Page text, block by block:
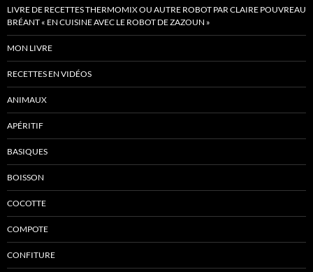
LIVRE DE RECETTES THERMOMIX OU AUTRE ROBOT PAR CLAIRE POUVREAU
BRÉANT « EN CUISINE AVEC LE ROBOT DE ZAZOUN »
MON LIVRE
RECETTES EN VIDÉOS
ANIMAUX
APÉRITIF
BASIQUES
BOISSON
COCOTTE
COMPOTE
CONFITURE